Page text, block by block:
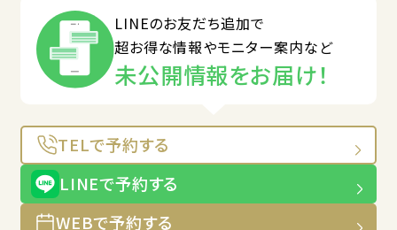
LINEのお友だち追加で
超お得な情報やモニター案内など
未公開情報をお届け！
TELで予約する
LINEで予約する
WEBで予約する